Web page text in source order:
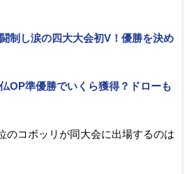
制し涙の四大大会初V！優勝を決め
OP準優勝でいくら獲得？ドローも
のコボッリが同大会に出場するのは